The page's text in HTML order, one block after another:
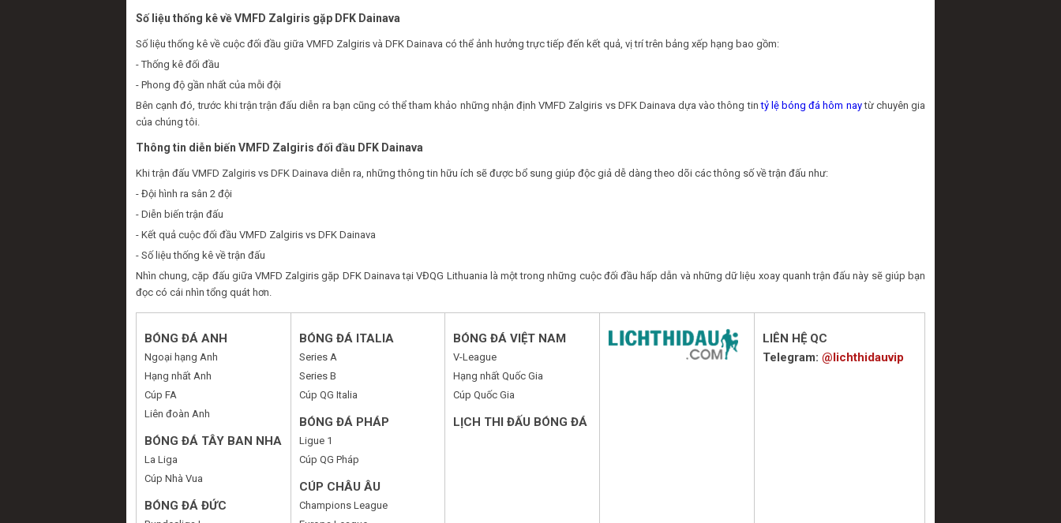
Số liệu thống kê về VMFD Zalgiris gặp DFK Dainava
Số liệu thống kê về cuộc đối đầu giữa VMFD Zalgiris và DFK Dainava có thể ảnh hưởng trực tiếp đến kết quả, vị trí trên bảng xếp hạng bao gồm:
- Thống kê đối đầu
- Phong độ gần nhất của mỗi đội
Bên cạnh đó, trước khi trận trận đấu diễn ra bạn cũng có thể tham khảo những nhận định VMFD Zalgiris vs DFK Dainava dựa vào thông tintỷ lệ bóng đá hôm naytừ chuyên gia
của chúng tôi.
Thông tin diễn biến VMFD Zalgiris đối đầu DFK Dainava
Khi trận đấu VMFD Zalgiris vs DFK Dainava diễn ra, những thông tin hữu ích sẽ được bổ sung giúp độc giả dễ dàng theo dõi các thông số về trận đấu như:
- Đội hình ra sân 2 đội
- Diễn biến trận đấu
- Kết quả cuộc đối đầu VMFD Zalgiris vs DFK Dainava
- Số liệu thống kê về trận đấu
Nhìn chung, cặp đấu giữa VMFD Zalgiris gặp DFK Dainava tại VĐQG Lithuania là một trong những cuộc đối đầu hấp dẫn và những dữ liệu xoay quanh trận đấu này sẽ giúp bạn
đọc có cái nhìn tổng quát hơn.
BÓNG ĐÁ ANH
Ngoại hạng Anh
Hạng nhất Anh
Cúp FA
Liên đoàn Anh
BÓNG ĐÁ TÂY BAN NHA
La Liga
Cúp Nhà Vua
BÓNG ĐÁ ĐỨC
BÓNG ĐÁ ITALIA
Series A
Series B
Cúp QG Italia
BÓNG ĐÁ PHÁP
Ligue 1
Cúp QG Pháp
CÚP CHÂU ÂU
Champions League
BÓNG ĐÁ VIỆT NAM
V-League
Hạng nhất Quốc Gia
Cúp Quốc Gia
LỊCH THI ĐẤU BÓNG ĐÁ
LIÊN HỆ QC
Telegram: @lichthidauvip